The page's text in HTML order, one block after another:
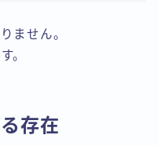
ません。
。
存在